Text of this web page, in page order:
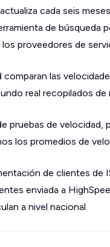
cada seis
de
proveedores de
las
real recopilados
pruebas de
los promedios de
de clientes de
enviada a
a nivel nacional.